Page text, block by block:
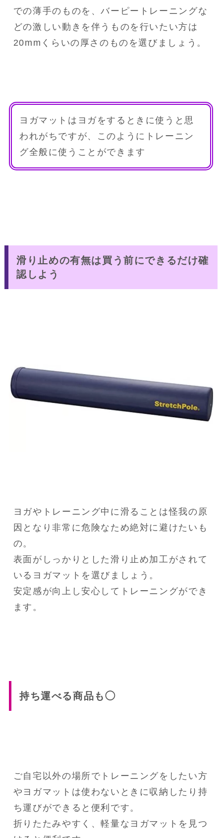
での薄手のものを、バーピートレーニングな
どの激しい動きを伴うものを行いたい方は
20mmくらいの厚さのものを選びましょう。
ヨガマットはヨガをするときに使うと思
われがちですが、このようにトレーニン
グ全般に使うことができます
滑り止めの有無は買う前にできるだけ確
認しよう
ヨガやトレーニング中に滑ることは怪我の原
因となり非常に危険なため絶対に避けたいも
の。
表面がしっかりとした滑り止め加工がされて
いるヨガマットを選びましょう。
安定感が向上し安心してトレーニングができ
ます。
持ち運べる商品も◯
ご自宅以外の場所でトレーニングをしたい方
やヨガマットは使わないときに収納したり持
ち運びができると便利です。
折りたたみやすく、軽量なヨガマットを見つ